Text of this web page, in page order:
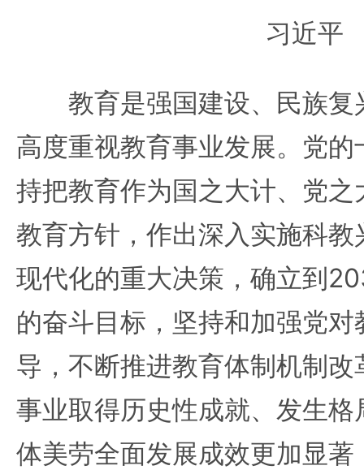
习近平
教育是强国建设、民族复
高度重视教育事业发展。党
持把教育作为国之大计、党
教育方针，作出深入实施科
现代化的重大决策，确立到
的奋斗目标，坚持和加强党
导，不断推进教育体制机制
事业取得历史性成就、发生
体美劳全面发展成效更加显著